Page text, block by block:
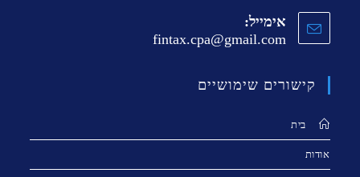
אימייל:
fintax.cpa@gmail.com
קישורים שימושיים
בית
אודות